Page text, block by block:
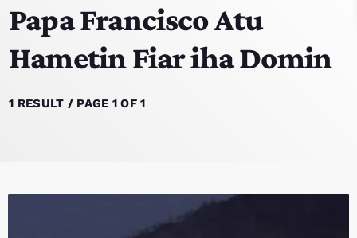
HOME
NOTISIA
Papa Francisco Atu
Hametin Fiar iha Domin
1 RESULT / PAGE 1 OF 1